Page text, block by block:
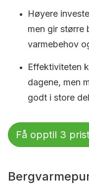
Høyere
men gir større
varmebehov
Effektiviteten
dagene, men
godt i store
Få opptil 3